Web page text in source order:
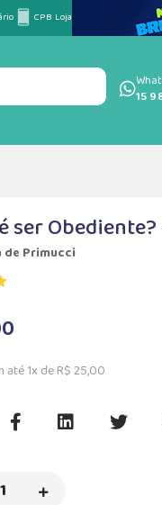
CPB Loja
15
ser
de Primucci
até 1x de R$ 25,00